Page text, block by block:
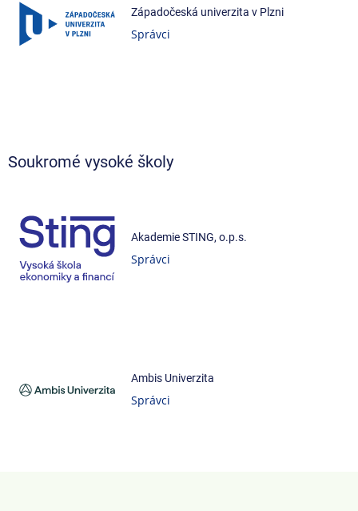
Západočeská univerzita v Plzni
Správci
Soukromé vysoké školy
Akademie STING, o.p.s.
Správci
Ambis Univerzita
Správci